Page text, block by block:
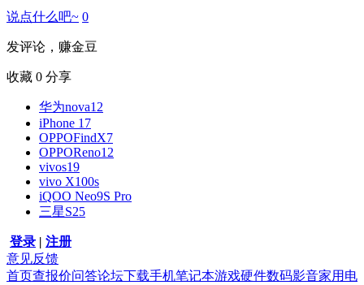
说点什么吧~ 0
发评论，赚金豆
收藏 0 分享
华为nova12
iPhone 17
OPPOFindX7
OPPOReno12
vivos19
vivo X100s
iQOO Neo9S Pro
三星S25
登录 | 注册
意见反馈
首页查报价问答论坛下载手机笔记本游戏硬件数码影音家用电